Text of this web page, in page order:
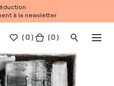
à la newsletter
(0 ) ( 0 )